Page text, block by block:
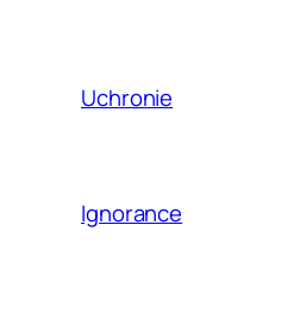
Uchronie
Ignorance